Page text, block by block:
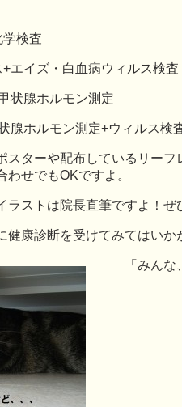
検査
エイズ・白血病ウィルス検査
状腺ホルモン測定
腺ホルモン測定+ウィルス検
ターや配布しているリー
わせでもOKですよ。
ラストは院長直筆ですよ！
康診断を受けてみてはいか
「みん